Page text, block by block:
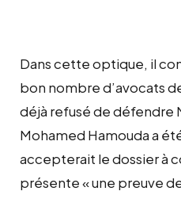
Dans cette optique, il
bon nombre d’avocats
déjà refusé de défendre
Mohamed Hamouda a
accepterait le dossier à
présente « une preuve